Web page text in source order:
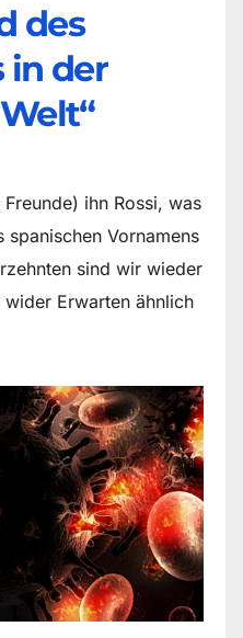
des
in der
ihn Rossi, was
spanischen Vornamens
sind wir wieder
Erwarten ähnlich